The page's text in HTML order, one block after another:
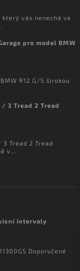
vás nenechá ve
pro model BMW
R12 G/S širokou
3 Tread 2 Tread
Tread 2 Tread
v...
intervaly
Doporučené